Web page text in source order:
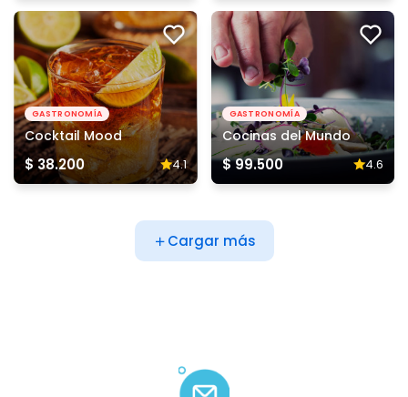
GASTRONOMÍA
Cocktail Mood
$ 38.200 4.1
GASTRONOMÍA
Cocinas del Mundo
$ 99.500 4.6
Cargar más